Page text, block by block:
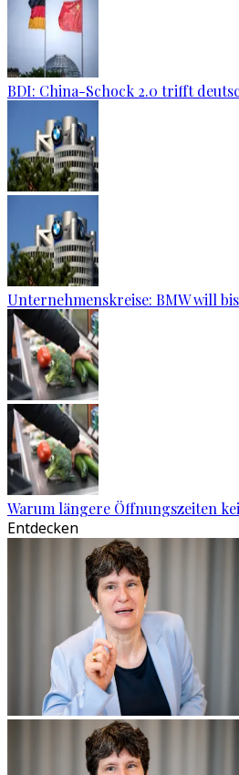
BDI: China-Schock 2.0 trifft
Unternehmenskreise: BMW will
Warum längere Öffnungszeiten
Entdecken